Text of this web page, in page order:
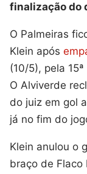
finalização do
O Palmeiras
Klein após
(10/5), pela
O Alviverde
do juiz em gol
já no fim do
Klein anulou o
braço de